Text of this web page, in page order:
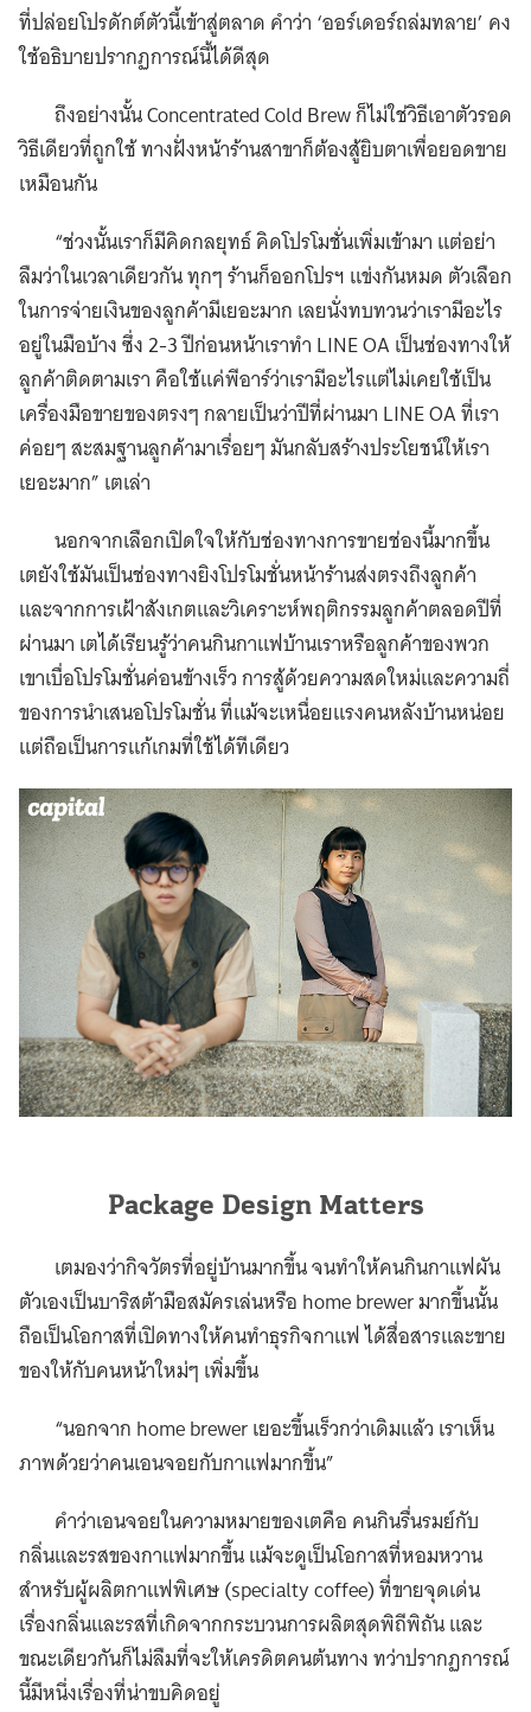
ที่ปล่อยโปรดักต์ตัวนี้เข้าสู่ตลาด คำว่า ‘ออร์เดอร์ถล่มทลาย’ คง
ใช้อธิบายปรากฏการณ์นี้ได้ดีสุด
ถึงอย่างนั้น Concentrated Cold Brew ก็ไม่ใช่วิธีเอาตัวรอด
วิธีเดียวที่ถูกใช้ ทางฝั่งหน้าร้านสาขาก็ต้องสู้ยิบตาเพื่อยอดขาย
เหมือนกัน
“ช่วงนั้นเราก็มีคิดกลยุทธ์ คิดโปรโมชั่นเพิ่มเข้ามา แต่อย่า
ลืมว่าในเวลาเดียวกัน ทุกๆ ร้านก็ออกโปรฯ แข่งกันหมด ตัวเลือก
ในการจ่ายเงินของลูกค้ามีเยอะมาก เลยนั่งทบทวนว่าเรามีอะไร
อยู่ในมือบ้าง ซึ่ง 2-3 ปีก่อนหน้าเราทำ LINE OA เป็นช่องทางให้
ลูกค้าติดตามเรา คือใช้แค่พีอาร์ว่าเรามีอะไรแต่ไม่เคยใช้เป็น
เครื่องมือขายของตรงๆ กลายเป็นว่าปีที่ผ่านมา LINE OA ที่เรา
ค่อยๆ สะสมฐานลูกค้ามาเรื่อยๆ มันกลับสร้างประโยชน์ให้เรา
เยอะมาก” เตเล่า
นอกจากเลือกเปิดใจให้กับช่องทางการขายช่องนี้มากขึ้น
เตยังใช้มันเป็นช่องทางยิงโปรโมชั่นหน้าร้านส่งตรงถึงลูกค้า
และจากการเฝ้าสังเกตและวิเคราะห์พฤติกรรมลูกค้าตลอดปีที่
ผ่านมา เตได้เรียนรู้ว่าคนกินกาแฟบ้านเราหรือลูกค้าของพวก
เขาเบื่อโปรโมชั่นค่อนข้างเร็ว การสู้ด้วยความสดใหม่และความถี่
ของการนำเสนอโปรโมชั่น ที่แม้จะเหนื่อยแรงคนหลังบ้านหน่อย
แต่ถือเป็นการแก้เกมที่ใช้ได้ทีเดียว
Package Design Matters
เตมองว่ากิจวัตรที่อยู่บ้านมากขึ้น จนทำให้คนกินกาแฟผัน
ตัวเองเป็นบาริสต้ามือสมัครเล่นหรือ home brewer มากขึ้นนั้น
ถือเป็นโอกาสที่เปิดทางให้คนทำธุรกิจกาแฟ ได้สื่อสารและขาย
ของให้กับคนหน้าใหม่ๆ เพิ่มขึ้น
“นอกจาก home brewer เยอะขึ้นเร็วกว่าเดิมแล้ว เราเห็น
ภาพด้วยว่าคนเอนจอยกับกาแฟมากขึ้น”
คำว่าเอนจอยในความหมายของเตคือ คนกินรื่นรมย์กับ
กลิ่นและรสของกาแฟมากขึ้น แม้จะดูเป็นโอกาสที่หอมหวาน
สำหรับผู้ผลิตกาแฟพิเศษ (specialty coffee) ที่ขายจุดเด่น
เรื่องกลิ่นและรสที่เกิดจากกระบวนการผลิตสุดพิถีพิถัน และ
ขณะเดียวกันก็ไม่ลืมที่จะให้เครดิตคนต้นทาง ทว่าปรากฏการณ์
นี้มีหนึ่งเรื่องที่น่าขบคิดอยู่